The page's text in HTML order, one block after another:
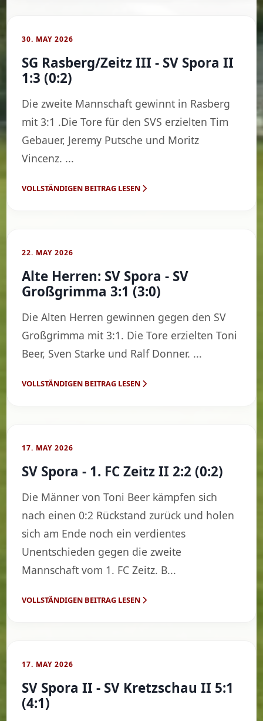
30. MAY 2026
SG Rasberg/Zeitz III - SV Spora II
1:3 (0:2)
Die zweite Mannschaft gewinnt in Rasberg
mit 3:1 .Die Tore für den SVS erzielten Tim
Gebauer, Jeremy Putsche und Moritz
Vincenz. ...
VOLLSTÄNDIGEN BEITRAG LESEN
22. MAY 2026
Alte Herren: SV Spora - SV
Großgrimma 3:1 (3:0)
Die Alten Herren gewinnen gegen den SV
Großgrimma mit 3:1. Die Tore erzielten Toni
Beer, Sven Starke und Ralf Donner. ...
VOLLSTÄNDIGEN BEITRAG LESEN
17. MAY 2026
SV Spora - 1. FC Zeitz II 2:2 (0:2)
Die Männer von Toni Beer kämpfen sich
nach einen 0:2 Rückstand zurück und holen
sich am Ende noch ein verdientes
Unentschieden gegen die zweite
Mannschaft vom 1. FC Zeitz. B...
VOLLSTÄNDIGEN BEITRAG LESEN
17. MAY 2026
SV Spora II - SV Kretzschau II 5:1
(4:1)